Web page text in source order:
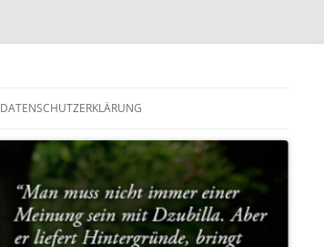
DATENSCHUTZERKLÄRUNG